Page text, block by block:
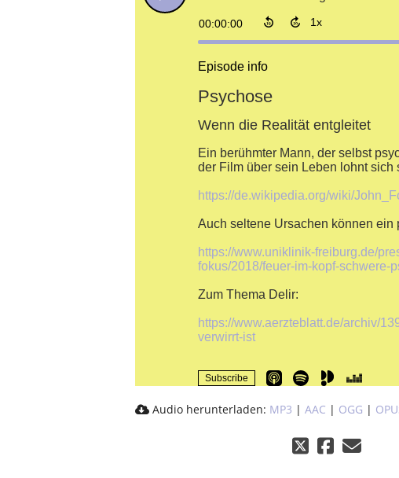
00:00:00
Episode info
Psychose
Wenn die Realität entgleitet
Ein berühmter Mann, der selbst
der Film über sein Leben lohnt sich
https://de.wikipedia.org/wiki/
Auch seltene Ursachen können
https://www.uniklinik-freiburg.de/
fokus/2018/feuer-im-kopf-schwere-
Zum Thema Delir:
https://www.aerzteblatt.de/archiv/
verwirrt-ist
Subscribe
Audio herunterladen: MP3 | AAC | OGG |